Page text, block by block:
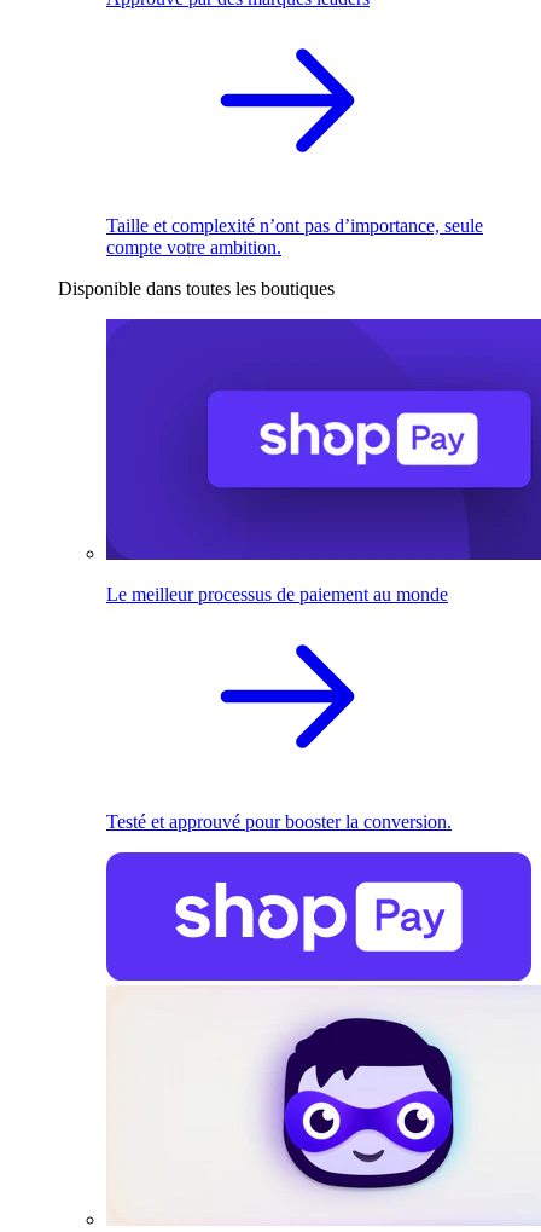
Taille et complexité n’ont pas d’importance, seule
compte votre ambition.
Disponible dans toutes les boutiques
Le meilleur processus de paiement au monde
Testé et approuvé pour booster la conversion.